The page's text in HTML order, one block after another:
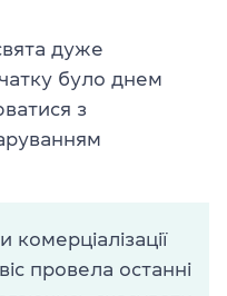
дуже
було днем
з
провела останні